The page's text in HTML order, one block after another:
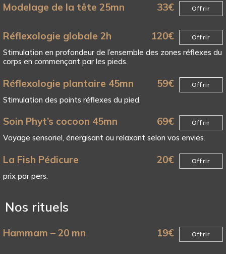
Modelage de la tête 25mn 33€ Offrir
Réflexologie globale 2h 120€ Offrir
Stimulation en profondeur de l’ensemble des zones réflexes du
corps en commençant par les pieds.
Réflexologie plantaire 45mn 59€ Offrir
Stimulation des points réflexes du pied.
Soin Phyt’s cocoon 45mn 69€ Offrir
Voyage sensoriel, énergisant ou relaxant selon vos envies.
La Fish Pédicure 20€ Offrir
prix par pers.
Nos rituels
Hammam – 20 mn 19€ Offrir